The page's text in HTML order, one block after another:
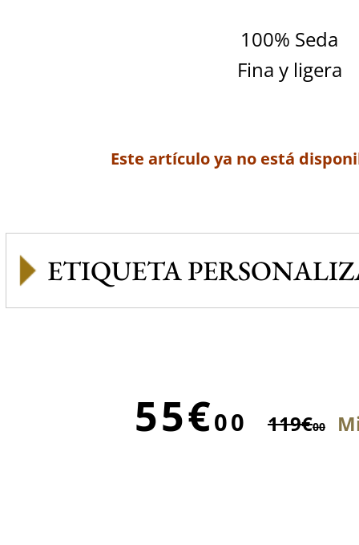
100% Seda
Fina y ligera
Este artículo ya no está
ETIQUETA
55€00 119€00